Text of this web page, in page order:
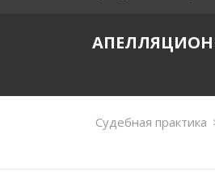
Судебная практика